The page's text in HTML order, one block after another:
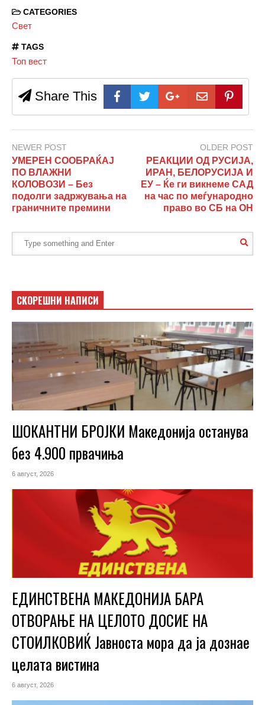
CATEGORIES
Свет
TAGS
Топ вест
Share This
NEWER POST
УМЕРЕН СООБРАЌАЈ
ПО ВЛАЖНИ
КОЛОВОЗИ – Без
подолги задржувања на
граничните премини
OLDER POST
РЕАКЦИИ ОД РУСИЈА,
ИРАН, БЕЛОРУСИЈА И
ЕУ – Ќе ги викнеме САД
на час по меѓународно
право во СБ на ОН
СКОРЕШНИ НАПИСИ
ШОКАНТНИ БРОЈКИ Македонија останува
без 4.900 првачиња
6 август, 2026
ЕДИНСТВЕНА МАКЕДОНИЈА БАРА
ОТВОРАЊЕ НА ЦЕЛОТО ДОСИЕ НА
СТОИЛКОВИЌ Јавноста мора да ја дознае
целата вистина
6 август, 2026